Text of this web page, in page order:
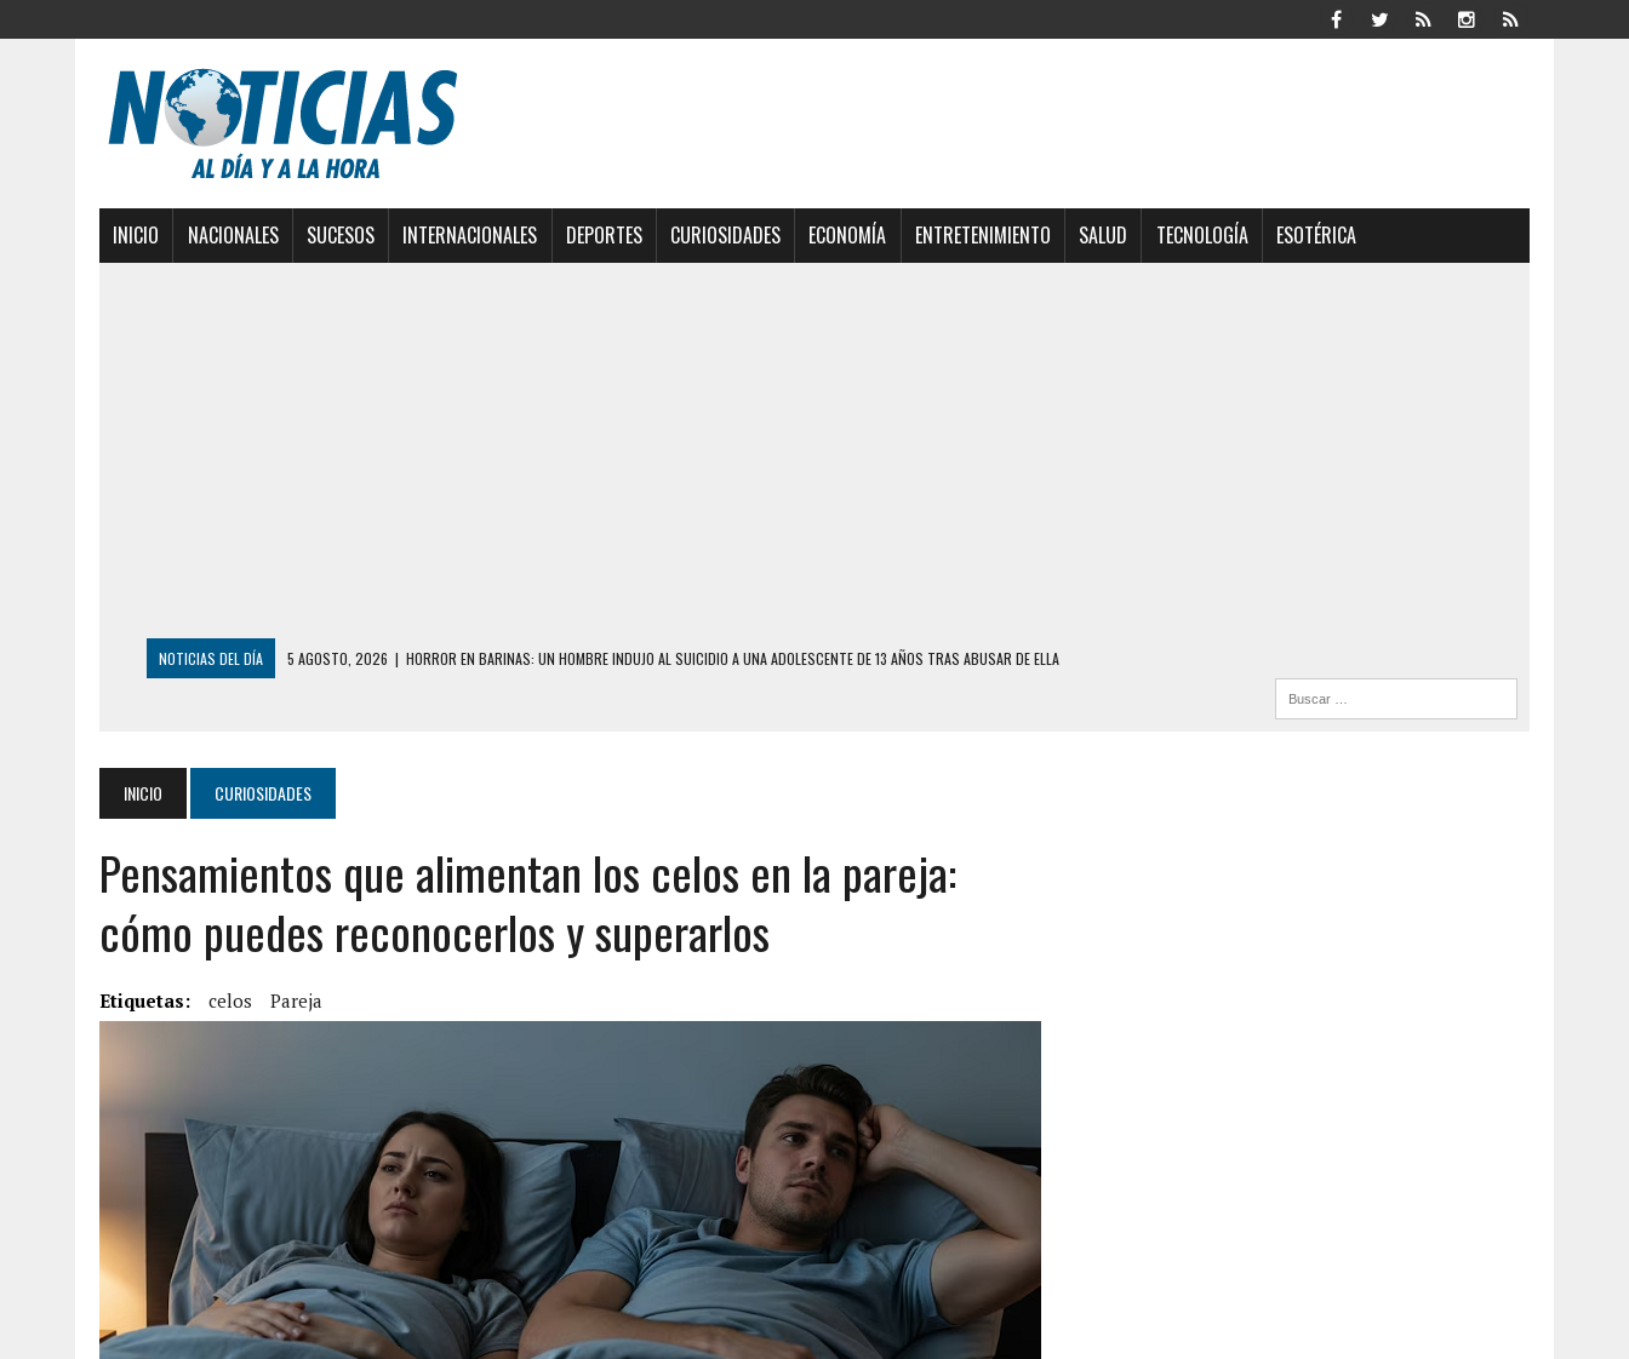
INICIO NACIONALES SUCESOS INTERNACIONALES DEPORTES CURIOSIDADES ECONOMÍA ENTRETENIMIENTO SALUD TECNOLOGÍA ESOTÉRICA
NOTICIAS DEL DÍA 3 AGOSTO, 2026 | LA INCREÍBLE FORMA EN LA QUE SOBREVIVIÓ UN HOMBRE Y SU FAMILIA TRAS LOS TERREMOTOS: CAYERON
2 AGOSTO, 2026 | COLAPSÓ TECHO DE UNA VIVIENDA EN EL CENTRO DE CARACAS CON MÁS DE 20 PERSONAS ADENTRO
2 AGOSTO, 2026
FALCÓN: MUJER ATACÓ CON UN CUCHILLO A SUS HIJOS, UNO PERDIÓ LA VIDA
2 AGOSTO, 2026
CONMOCIÓN EN CHILE POR BRUTAL CRIMEN CONTRA ADOLESCENTE VENEZOLANO: AUTOR MATERIAL SE MANTIENE EN FUGA
1 AGOSTO, 2026
UN MUERTO Y 5 HERIDOS SALDO DE COLISIÓN MÚLTIPLE EN LA AUTOPISTA VALLE-COCHE
5 AGOSTO, 2026 | PRESUNTO BROTE PSICÓTICO POR FALTA DE TRATAMIENTO DESENCADENÓ TRAGEDIA FAMILIAR
INICIO CURIOSIDADES
Pensamientos que alimentan los celos en la pareja:
cómo puedes reconocerlos y superarlos
Etiquetas: celos Pareja